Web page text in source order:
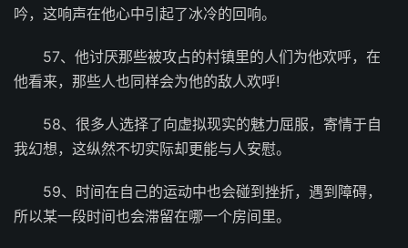
吟，这响声在他心中引起了冰冷的回响。
57、他讨厌那些被攻占的村镇里的人们为他欢呼，在
他看来，那些人也同样会为他的敌人欢呼!
58、很多人选择了向虚拟现实的魅力屈服，寄情于自
我幻想，这纵然不切实际却更能与人安慰。
59、时间在自己的运动中也会碰到挫折，遇到障碍，
所以某一段时间也会滞留在哪一个房间里。